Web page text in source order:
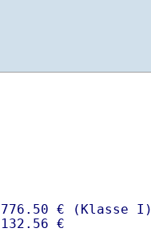
€ (Klasse I)
€